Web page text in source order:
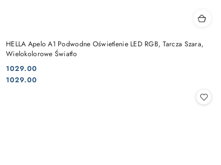
HELLA Apelo A1 Podwodne Oświetlenie LED RGB, Tarcza Szara,
Wielokolorowe Światło
Cena:
1029.00
Cena:
1029.00